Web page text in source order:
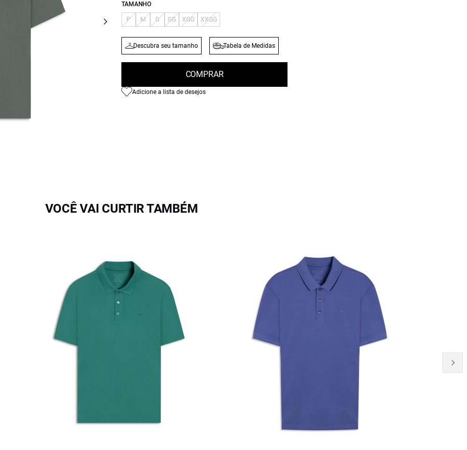
TAMANHO
P M G GG XGG XXGG
Descubra seu tamanho Tabela de Medidas
COMPRAR
Adicione a lista de desejos
VOCÊ VAI CURTIR TAMBÉM